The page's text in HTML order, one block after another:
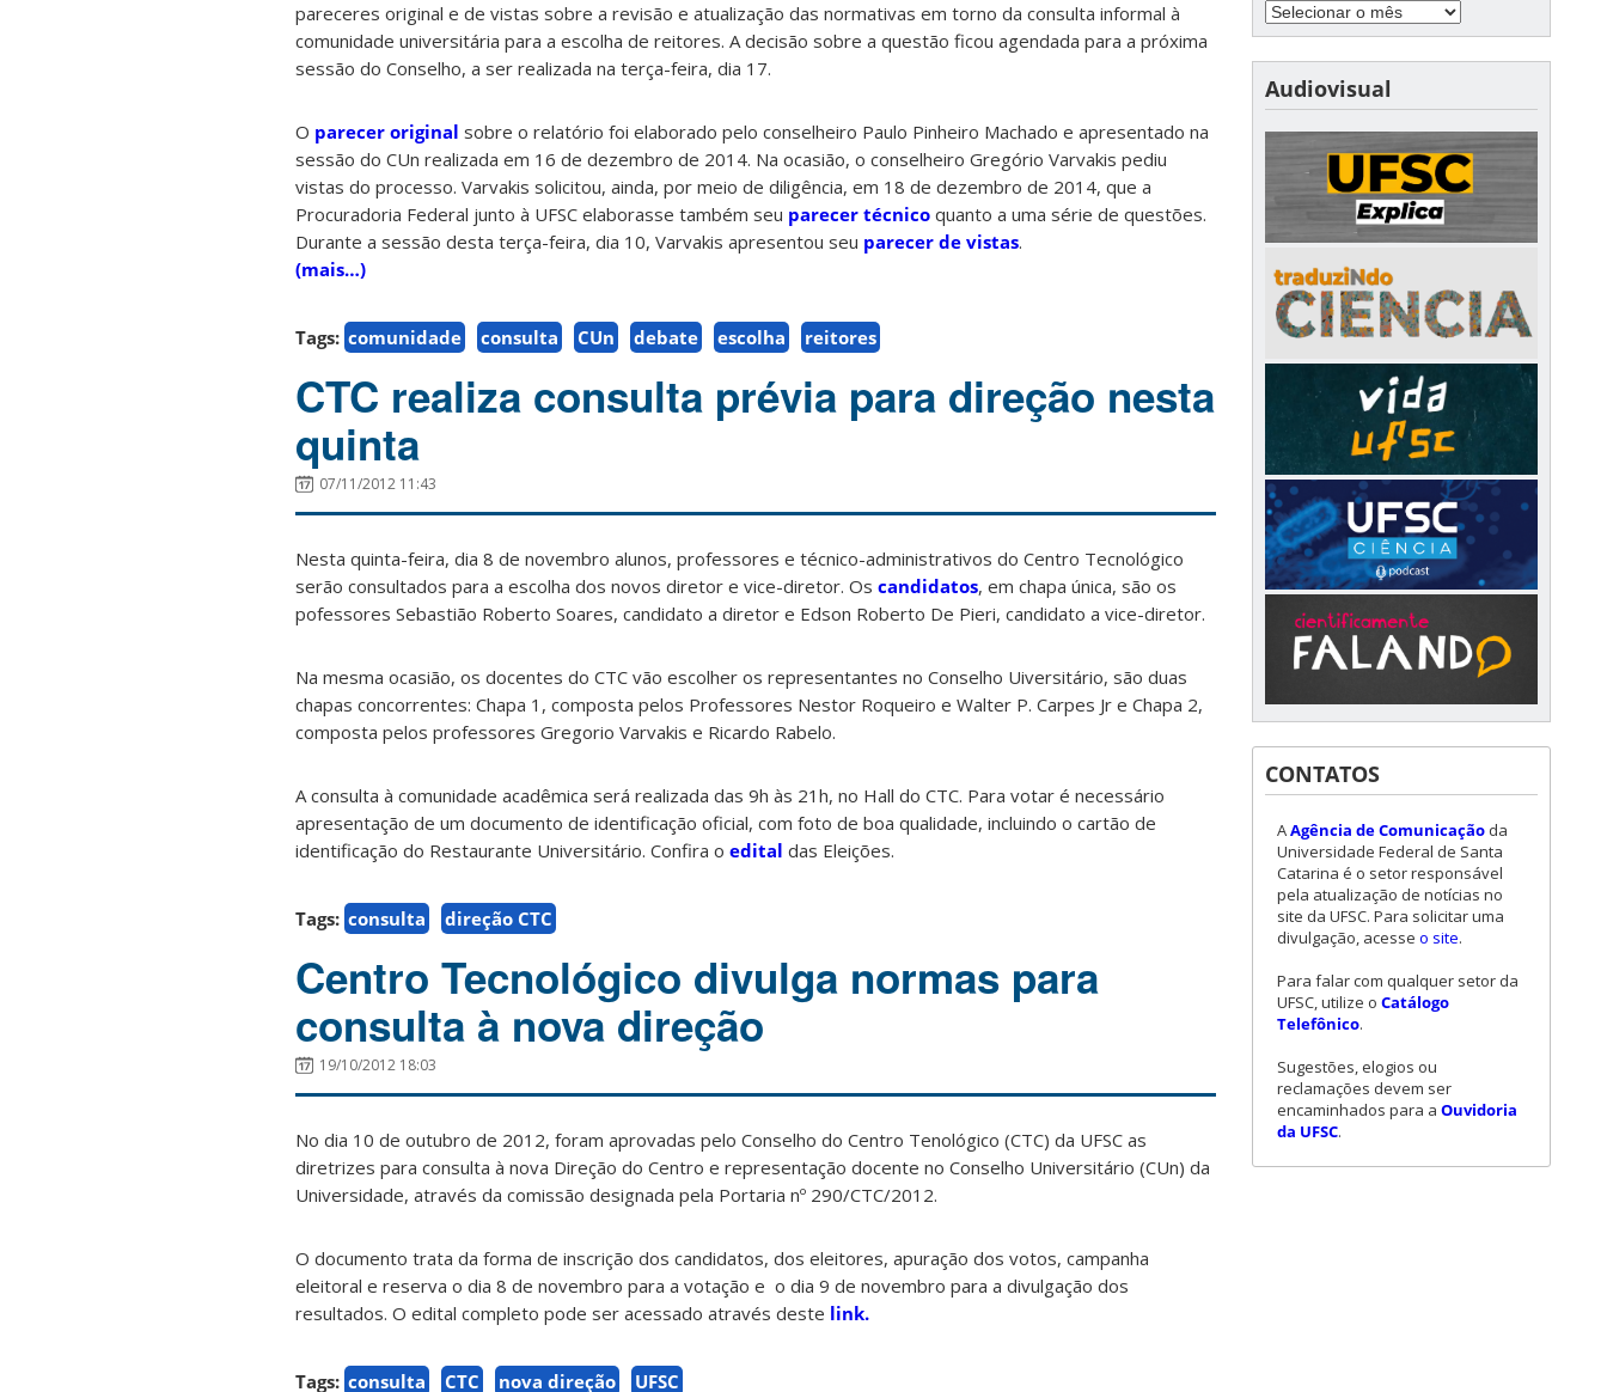
pareceres original e de vistas sobre a revisão e atualização das normativas em torno da consulta informal à
comunidade universitária para a escolha de reitores. A decisão sobre a questão ficou agendada para a próxima
sessão do Conselho, a ser realizada na terça-feira, dia 17.
O parecer original sobre o relatório foi elaborado pelo conselheiro Paulo Pinheiro Machado e apresentado na
sessão do CUn realizada em 16 de dezembro de 2014. Na ocasião, o conselheiro Gregório Varvakis pediu
vistas do processo. Varvakis solicitou, ainda, por meio de diligência, em 18 de dezembro de 2014, que a
Procuradoria Federal junto à UFSC elaborasse também seu parecer técnico quanto a uma série de questões.
Durante a sessão desta terça-feira, dia 10, Varvakis apresentou seu parecer de vistas.
(mais…)
Tags: comunidade consulta CUn debate escolha reitores
CTC realiza consulta prévia para direção nesta
quinta
07/11/2012 11:43
Nesta quinta-feira, dia 8 de novembro alunos, professores e técnico-administrativos do Centro Tecnológico
serão consultados para a escolha dos novos diretor e vice-diretor. Os candidatos, em chapa única, são os
pofessores Sebastião Roberto Soares, candidato a diretor e Edson Roberto De Pieri, candidato a vice-diretor.
Na mesma ocasião, os docentes do CTC vão escolher os representantes no Conselho Uiversitário, são duas
chapas concorrentes: Chapa 1, composta pelos Professores Nestor Roqueiro e Walter P. Carpes Jr e Chapa 2,
composta pelos professores Gregorio Varvakis e Ricardo Rabelo.
A consulta à comunidade acadêmica será realizada das 9h às 21h, no Hall do CTC. Para votar é necessário
apresentação de um documento de identificação oficial, com foto de boa qualidade, incluindo o cartão de
identificação do Restaurante Universitário. Confira o edital das Eleições.
Tags: consulta direção CTC
Centro Tecnológico divulga normas para
consulta à nova direção
19/10/2012 18:03
No dia 10 de outubro de 2012, foram aprovadas pelo Conselho do Centro Tenológico (CTC) da UFSC as
diretrizes para consulta à nova Direção do Centro e representação docente no Conselho Universitário (CUn) da
Universidade, através da comissão designada pela Portaria nº 290/CTC/2012.
O documento trata da forma de inscrição dos candidatos, dos eleitores, apuração dos votos, campanha
eleitoral e reserva o dia 8 de novembro para a votação e o dia 9 de novembro para a divulgação dos
resultados. O edital completo pode ser acessado através deste link.
Tags: consulta CTC nova direção UFSC
Audiovisual
CONTATOS
AAgência de Comunicação da
Universidade Federal de Santa
Catarina é o setor responsável
pela atualização de notícias no
site da UFSC. Para solicitar uma
divulgação, acesse o site.
Para falar com qualquer setor da
UFSC, utilize o Catálogo
Telefônico.
Sugestões, elogios ou
reclamações devem ser
encaminhados para a Ouvidoria
da UFSC.